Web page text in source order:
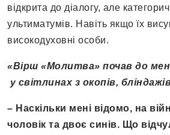
відкрита до діалогу, але
ультиматумів. Навіть якщо їх
високодуховні особи.
«Вірш «Молитва» почав до
у світлинах з окопів,
– Наскільки мені відомо, на
чоловік та двоє синів. Що